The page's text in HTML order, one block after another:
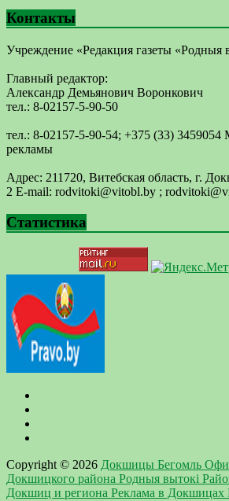
Контакты
Учреждение «Редакция газеты «Родныя
Главный редактор:
Александр Демьянович Воронкович
тел.: 8-02157-5-90-50
тел.: 8-02157-5-90-54; +375 (33)
рекламы
Адрес: 211720, Витебская область, г.
2 E-mail: ​rodvitoki@​​vitobl​.by ;
Статистика
Copyright © 2026 Докшицы Бегомль
Докшицкого района Родныя вытокi
Докшиц и региона Реклама в Докшицах